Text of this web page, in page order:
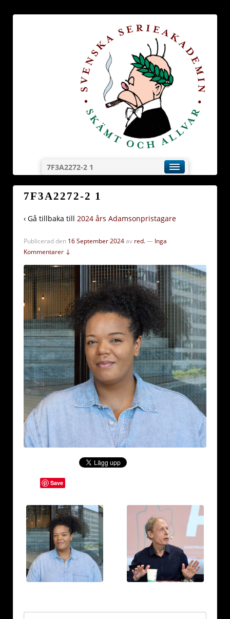
7F3A2272-2 1
7F3A2272-2 1
‹ Gå tillbaka till 2024 års Adamsonpristagare
Publicerad den 16 September 2024av red.— Inga
Kommentarer ↓
Save